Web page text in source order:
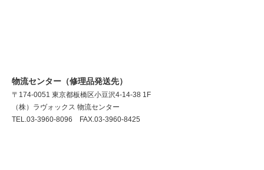
物流センター（修理品発送先）
〒174-0051 東京都板橋区小豆沢4-14-38 1F
（株）ラヴォックス 物流センター
TEL.03-3960-8096 FAX.03-3960-8425